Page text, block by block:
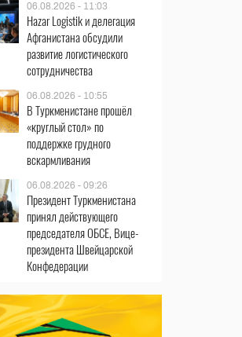
06.08.2026 - 11:03
Hazar Logistik и делегация
Афганистана обсудили
развитие логистического
сотрудничества
06.08.2026 - 10:55
В Туркменистане прошёл
«круглый стол» по
поддержке грудного
вскармливания
06.08.2026 - 09:26
Президент Туркменистана
принял действующего
председателя ОБСЕ, Вице-
президента Швейцарской
Конфедерации